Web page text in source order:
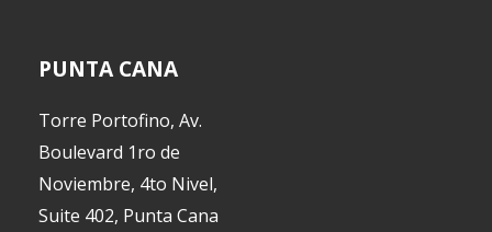
PUNTA CANA
Torre Portofino, Av.
Boulevard 1ro de
Noviembre, 4to Nivel,
Suite 402, Punta Cana